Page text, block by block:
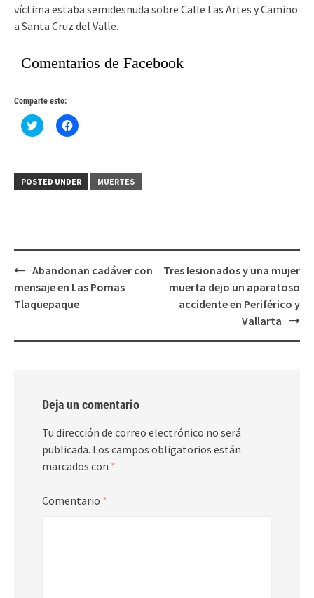
víctima estaba semidesnuda sobre Calle Las Artes y Camino
a Santa Cruz del Valle.
Comentarios de Facebook
Comparte esto:
Haz
clic
(Se
abre
Haz
clic
(Se
abre
POSTED UNDER MUERTES
Post
navigation
Abandonan cadáver con
mensaje en Las Pomas
Tlaquepaque
Tres lesionados y una mujer
muerta dejo un aparatoso
accidente en Periférico y
Vallarta
Deja un comentario
Tu dirección de correo electrónico no será
publicada. Los campos obligatorios están
marcados con *
Comentario *